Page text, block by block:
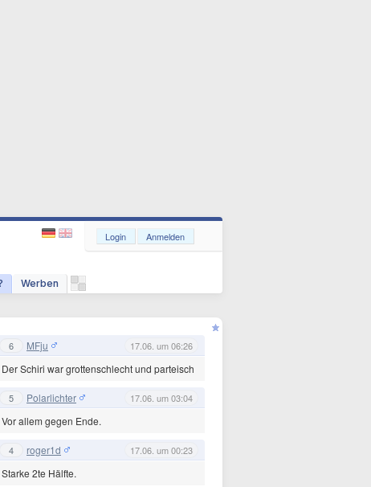
Werben
Login Anmelden
6 MFju 17.06. um 06:26
Der Schiri war grottenschlecht und parteisch
5 Polarlichter 17.06. um 03:04
Vor allem gegen Ende.
4 roger1d 17.06. um 00:23
Starke 2te Hälfte.